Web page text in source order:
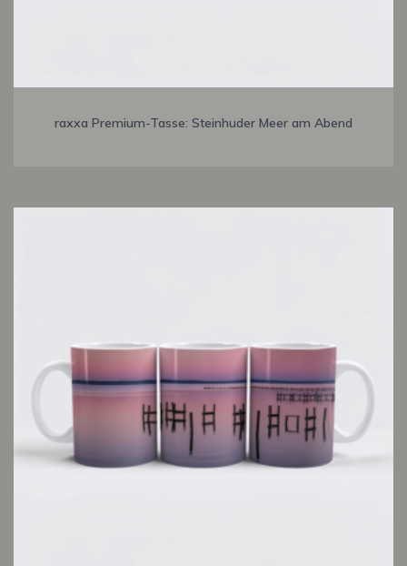
raxxa Premium-Tasse: Steinhuder Meer am Abend